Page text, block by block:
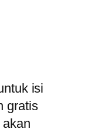
isi
gratis